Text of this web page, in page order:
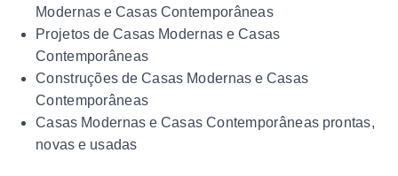
Modernas e Casas Contemporâneas
Projetos de Casas Modernas e Casas
Contemporâneas
Construções de Casas Modernas e Casas
Contemporâneas
Casas Modernas e Casas Contemporâneas prontas,
novas e usadas